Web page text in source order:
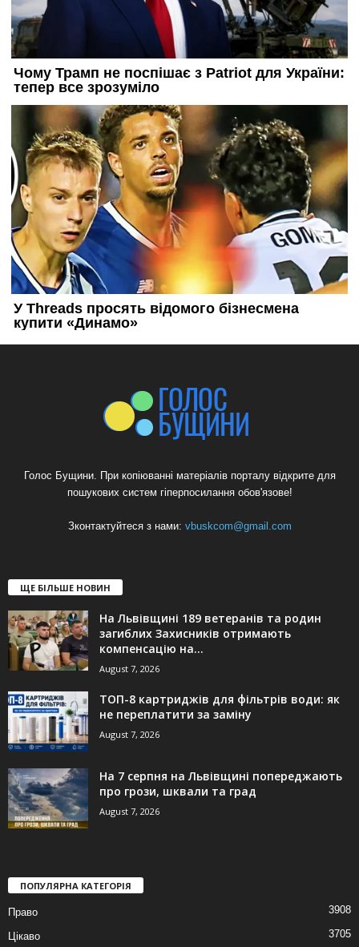
Голос Бущини. При копіюванні матеріалів порталу відкрите для
пошукових систем гіперпосилання обов'язове!
Зконтактуйтеся з нами: vbuskcom@gmail.com
ЩЕ БІЛЬШЕ НОВИН
На Львівщині 189 ветеранів та родин
загиблих Захисників отримають
компенсацію на...
August 7, 2026
ТОП-8 картриджів для фільтрів води: як
не переплатити за заміну
August 7, 2026
На 7 серпня на Львівщині попереджають
про грози, шквали та град
August 7, 2026
ПОПУЛЯРНА КАТЕГОРІЯ
Право 3908
Цікаво 3705